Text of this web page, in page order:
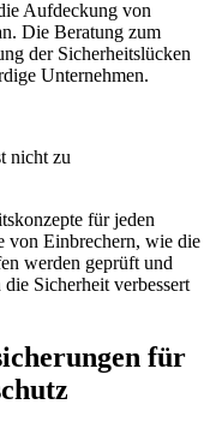
Aufdeckung von
Die Beratung zum
der Sicherheitslücken
Unternehmen.
nicht zu
für jeden
von Einbrechern, wie die
werden geprüft und
Sicherheit verbessert
für